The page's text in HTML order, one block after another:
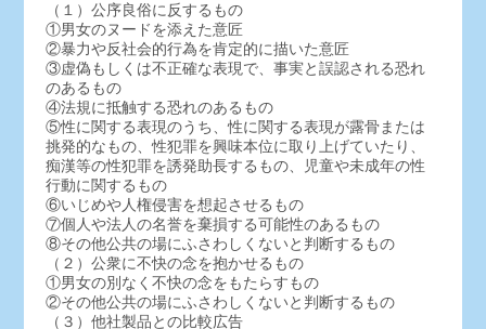
（１）公序良俗に反するもの
①男女のヌードを添えた意匠
②暴力や反社会的行為を肯定的に描いた意匠
③虚偽もしくは不正確な表現で、事実と誤認される恐れ
のあるもの
④法規に抵触する恐れのあるもの
⑤性に関する表現のうち、性に関する表現が露骨または
挑発的なもの、性犯罪を興味本位に取り上げていたり、
痴漢等の性犯罪を誘発助長するもの、児童や未成年の性
行動に関するもの
⑥いじめや人権侵害を想起させるもの
⑦個人や法人の名誉を棄損する可能性のあるもの
⑧その他公共の場にふさわしくないと判断するもの
（２）公衆に不快の念を抱かせるもの
①男女の別なく不快の念をもたらすもの
②その他公共の場にふさわしくないと判断するもの
（３）他社製品との比較広告